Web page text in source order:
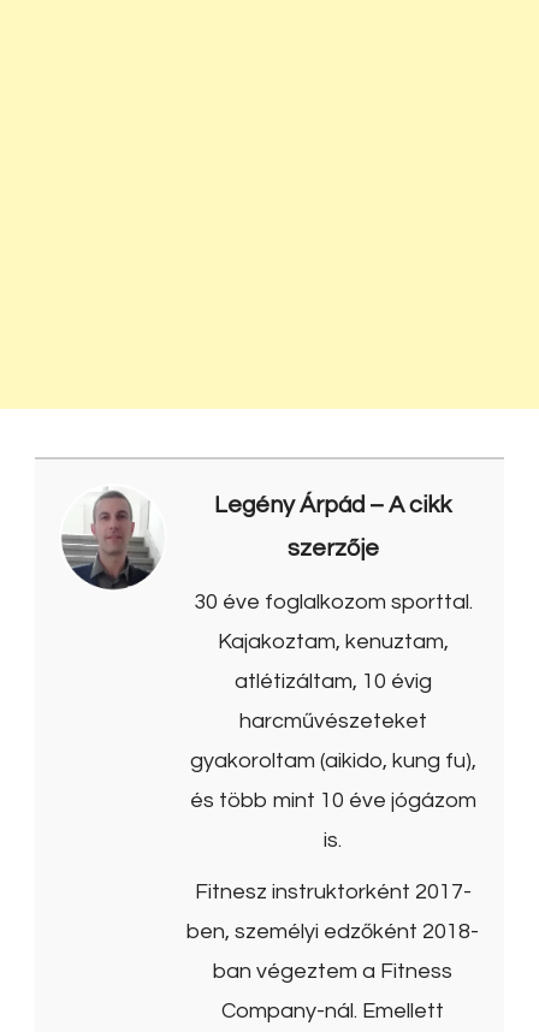
Legény Árpád – A cikk
szerzője
30 éve foglalkozom sporttal.
Kajakoztam, kenuztam,
atlétizáltam, 10 évig
harcművészeteket
gyakoroltam (aikido, kung fu),
és több mint 10 éve jógázom
is.
Fitnesz instruktorként 2017-
ben, személyi edzőként 2018-
ban végeztem a Fitness
Company-nál. Emellett